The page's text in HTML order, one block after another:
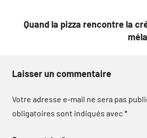
Quand la pizza rencontre la
Laisser un commentaire
Votre adresse e-mail ne sera pas
obligatoires sont indiqués avec*